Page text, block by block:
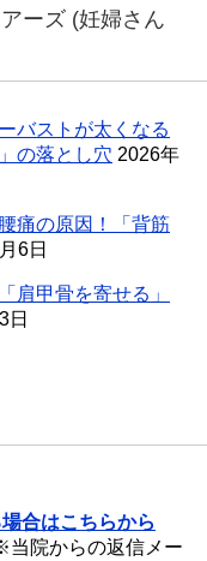
ーズ (妊婦さん
バストが太くなる
の落とし穴 2026年
痛の原因！「背筋
6日
肩甲骨を寄せる」
日
合はこちらから
院からの返信メー